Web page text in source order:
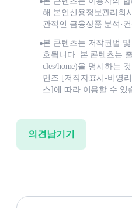
해 본인신용정보관리회
관적인 금융상품 분석·
본 콘텐츠는 저작권법
호됩니다. 본 콘텐츠는
cles/home)을 명시하는
먼즈 [저작자표시-비영
스]에 따라 이용할 수 있
의견남기기